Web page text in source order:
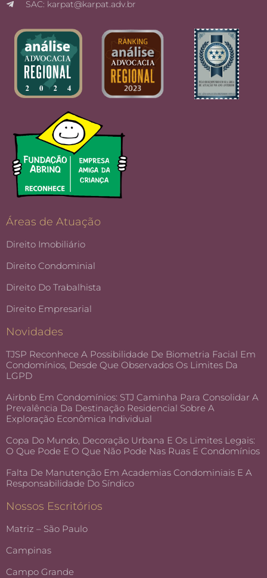
SAC: karpat@karpat.adv.br
Áreas de Atuação
Direito Imobiliário
Direito Condominial
Direito Do Trabalhista
Direito Empresarial
Novidades
TJSP Reconhece A Possibilidade De Biometria Facial Em
Condomínios, Desde Que Observados Os Limites Da
LGPD
Airbnb Em Condomínios: STJ Caminha Para Consolidar A
Prevalência Da Destinação Residencial Sobre A
Exploração Econômica Individual
Copa Do Mundo, Decoração Urbana E Os Limites Legais:
O Que Pode E O Que Não Pode Nas Ruas E Condomínios
Falta De Manutenção Em Academias Condominiais E A
Responsabilidade Do Síndico
Nossos Escritórios
Matriz – São Paulo
Campinas
Campo Grande